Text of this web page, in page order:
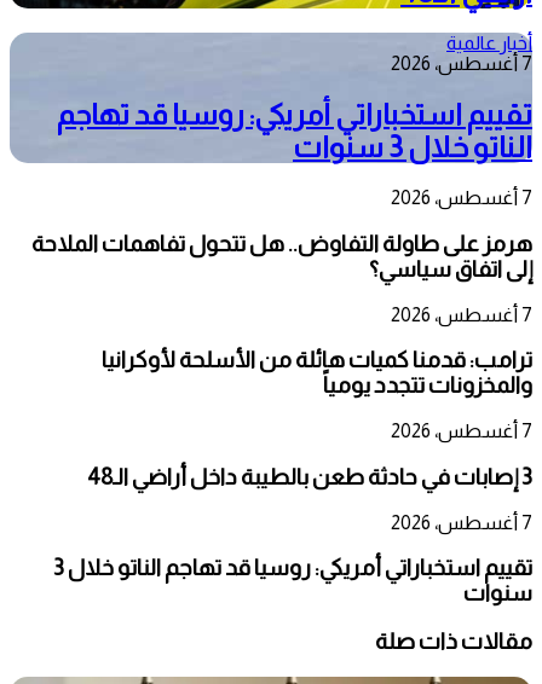
أخبار عالمية
7 أغسطس، 2026
تقييم استخباراتي أمريكي: روسيا قد تهاجم
الناتو خلال 3 سنوات
7 أغسطس، 2026
هرمز على طاولة التفاوض.. هل تتحول تفاهمات الملاحة
إلى اتفاق سياسي؟
7 أغسطس، 2026
ترامب: قدمنا كميات هائلة من الأسلحة لأوكرانيا
والمخزونات تتجدد يومياً
7 أغسطس، 2026
3 إصابات في حادثة طعن بالطيبة داخل أراضي الـ48
7 أغسطس، 2026
تقييم استخباراتي أمريكي: روسيا قد تهاجم الناتو خلال 3
سنوات
مقالات ذات صلة